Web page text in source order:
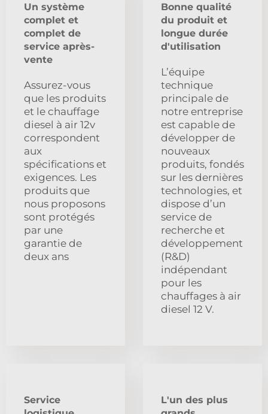
Un système
complet et
complet de
service après-
vente
Assurez-vous
que les produits
et le chauffage
diesel à air 12v
correspondent
aux
spécifications et
exigences. Les
produits que
nous proposons
sont protégés
par une
garantie de
deux ans
Bonne qualité
du produit et
longue durée
d'utilisation
L’équipe
technique
principale de
notre entreprise
est capable de
développer de
nouveaux
produits, fondés
sur les dernières
technologies, et
dispose d’un
service de
recherche et
développement
(R&D)
indépendant
pour les
chauffages à air
diesel 12 V.
Service
L'un des plus